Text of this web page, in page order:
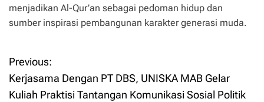
menjadikan Al-Qur’an sebagai pedoman hidup dan
sumber inspirasi pembangunan karakter generasi muda.
P
o
Previous:
Kerjasama Dengan PT DBS, UNISKA MAB Gelar
Kuliah Praktisi Tantangan Komunikasi Sosial Politik